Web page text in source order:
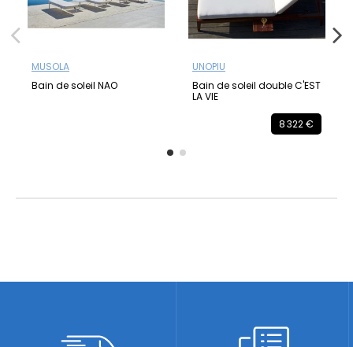
MUSOLA
Bain de soleil NAO
UNOPIU
Bain de soleil double C'EST
LA VIE
8 322 €